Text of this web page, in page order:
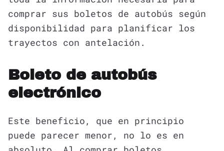
comprar sus boletos de autobús según
disponibilidad para planificar los
trayectos con antelación.
Boleto de autobús
electrónico
Este beneficio, que en principio
puede parecer menor, no lo es en